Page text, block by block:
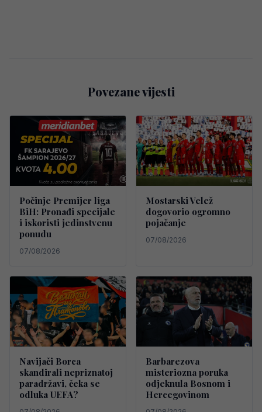
Povezane vijesti
Počinje Premijer liga
BiH: Pronađi specijale
i iskoristi jedinstvenu
ponudu
07/08/2026
Mostarski Velež
dogovorio ogromno
pojačanje
07/08/2026
Navijači Borca
skandirali nepriznatoj
paradržavi, čeka se
odluka UEFA?
Barbarezova
misteriozna poruka
odjeknula Bosnom i
Hercegovinom